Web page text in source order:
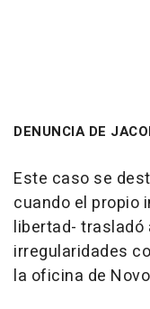
DENUNCIA DE
Este caso se
cuando el propio
libertad-
irregularidades
la oficina de